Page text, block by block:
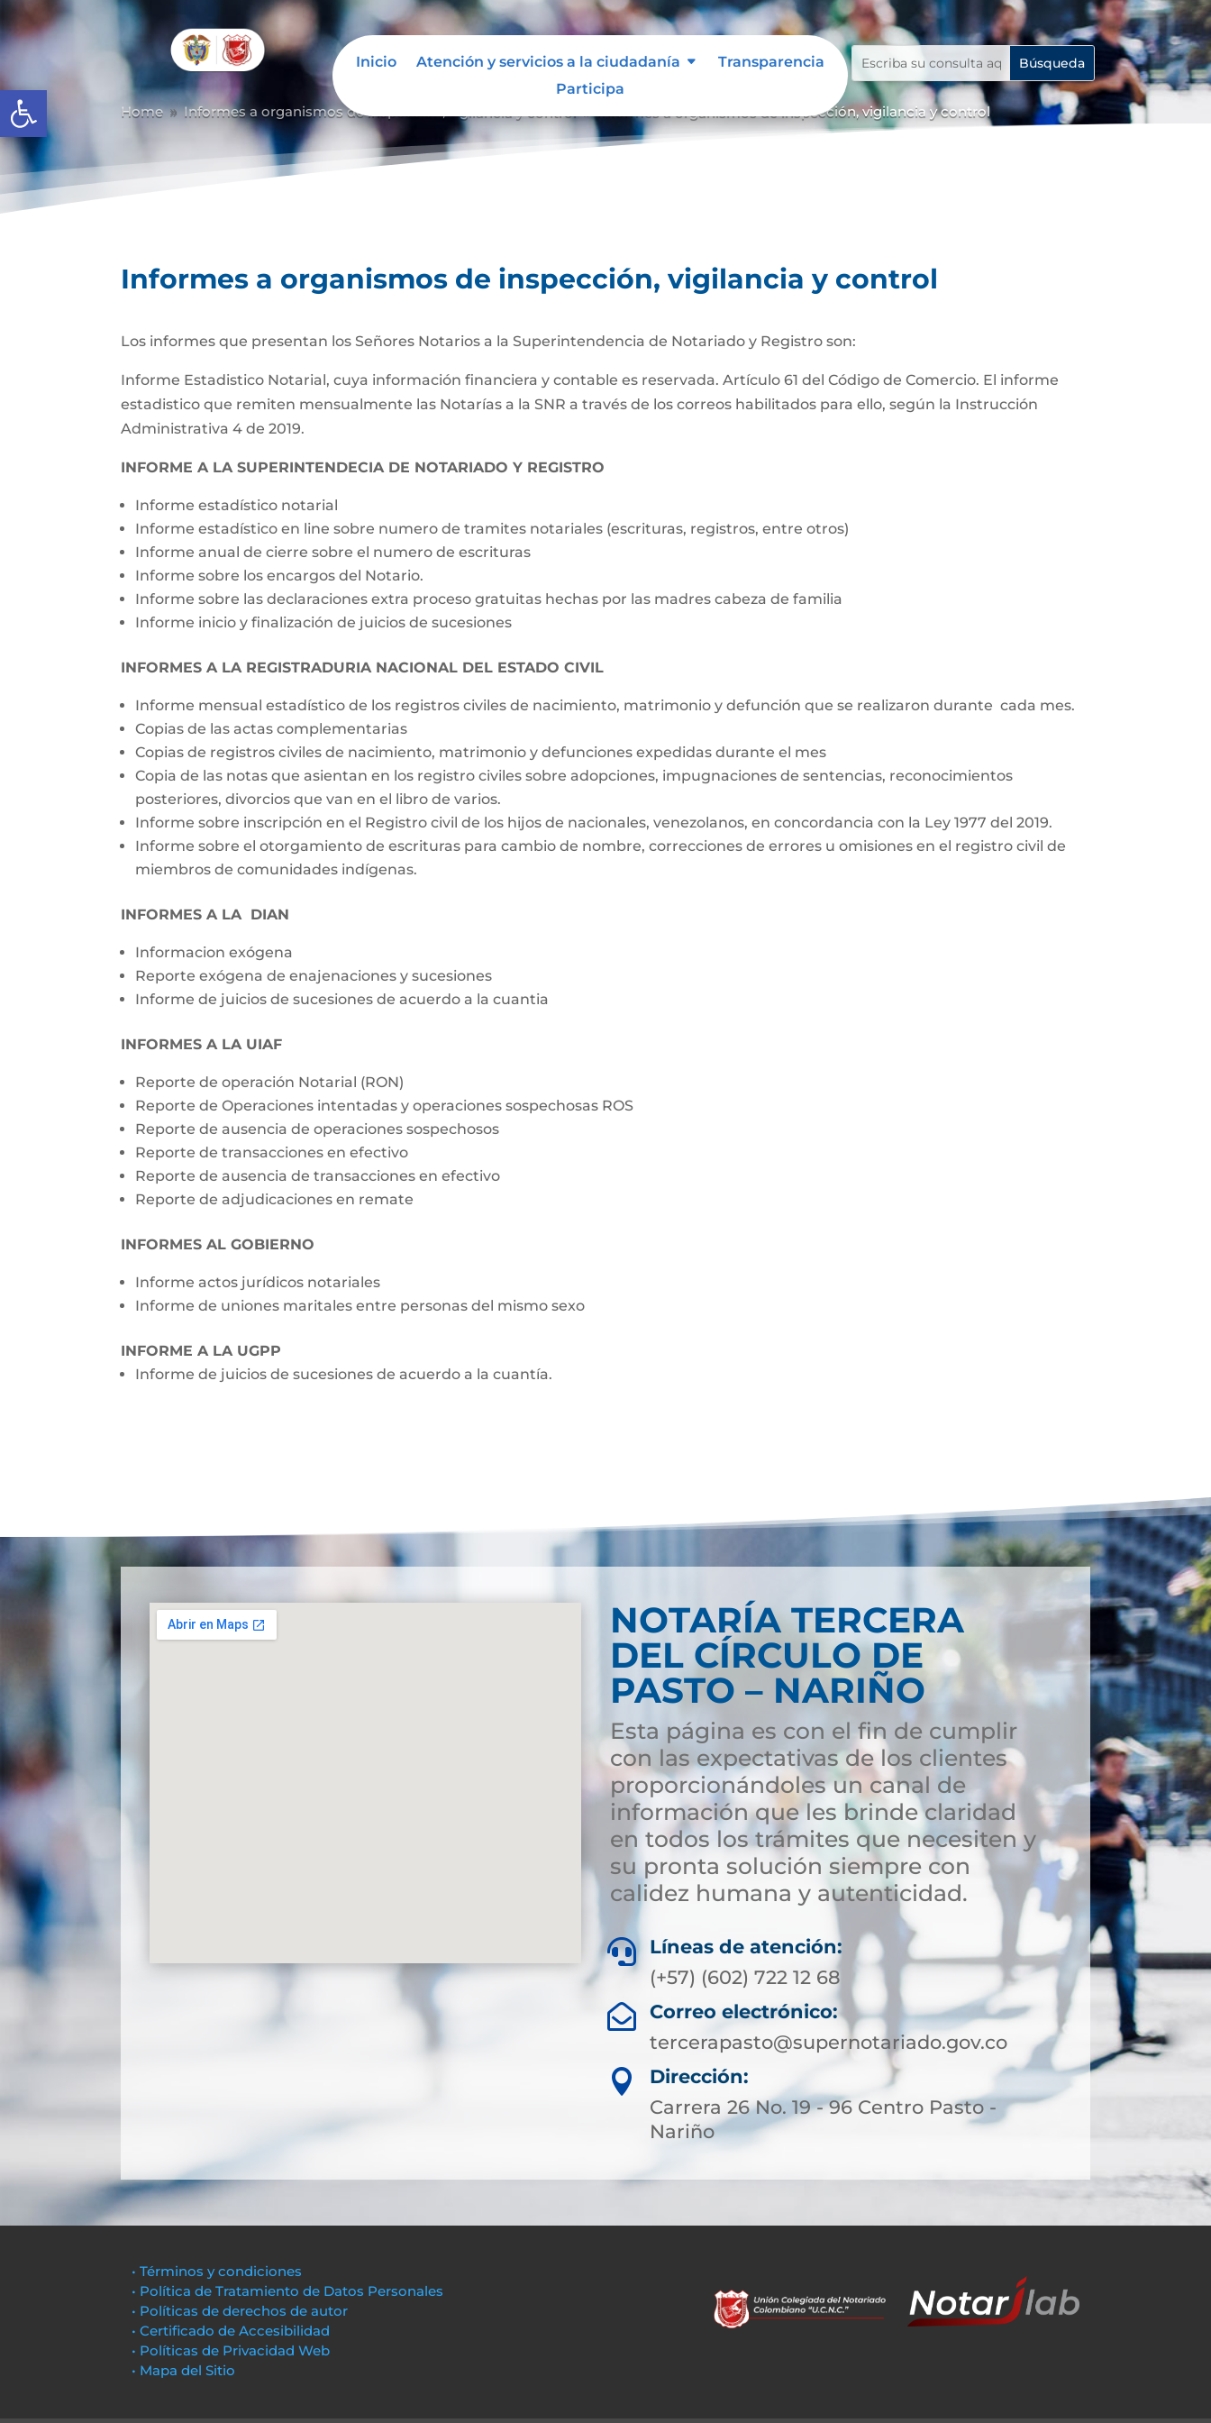
Abrir barra de herramientas
Inicio Atención y servicios a la ciudadanía
Transparencia
Participa
Home 9 Informes a organismos de inspección, vigilancia y control Informes a organismos de inspección, vigilancia y control
Informes a organismos de inspección, vigilancia y control
Los informes que presentan los Señores Notarios a la Superintendencia de Notariado y Registro son:
Informe Estadistico Notarial, cuya información financiera y contable es reservada. Artículo 61 del Código de Comercio. El informe
estadistico que remiten mensualmente las Notarías a la SNR a través de los correos habilitados para ello, según la Instrucción
Administrativa 4 de 2019.
INFORME A LA SUPERINTENDECIA DE NOTARIADO Y REGISTRO
Informe estadístico notarial
Informe estadístico en line sobre numero de tramites notariales (escrituras, registros, entre otros)
Informe anual de cierre sobre el numero de escrituras
Informe sobre los encargos del Notario.
Informe sobre las declaraciones extra proceso gratuitas hechas por las madres cabeza de familia
Informe inicio y finalización de juicios de sucesiones
INFORMES A LA REGISTRADURIA NACIONAL DEL ESTADO CIVIL
Informe mensual estadístico de los registros civiles de nacimiento, matrimonio y defunción que se realizaron durante cada mes.
Copias de las actas complementarias
Copias de registros civiles de nacimiento, matrimonio y defunciones expedidas durante el mes
Copia de las notas que asientan en los registro civiles sobre adopciones, impugnaciones de sentencias, reconocimientos
posteriores, divorcios que van en el libro de varios.
Informe sobre inscripción en el Registro civil de los hijos de nacionales, venezolanos, en concordancia con la Ley 1977 del 2019.
Informe sobre el otorgamiento de escrituras para cambio de nombre, correcciones de errores u omisiones en el registro civil de
miembros de comunidades indígenas.
INFORMES A LA DIAN
Informacion exógena
Reporte exógena de enajenaciones y sucesiones
Informe de juicios de sucesiones de acuerdo a la cuantia
INFORMES A LA UIAF
Reporte de operación Notarial (RON)
Reporte de Operaciones intentadas y operaciones sospechosas ROS
Reporte de ausencia de operaciones sospechosos
Reporte de transacciones en efectivo
Reporte de ausencia de transacciones en efectivo
Reporte de adjudicaciones en remate
INFORMES AL GOBIERNO
Informe actos jurídicos notariales
Informe de uniones maritales entre personas del mismo sexo
INFORME A LA UGPP
Informe de juicios de sucesiones de acuerdo a la cuantía.
NOTARÍA TERCERA
DEL CÍRCULO DE
PASTO – NARIÑO
Esta página es con el fin de cumplir
con las expectativas de los clientes
proporcionándoles un canal de
información que les brinde claridad
en todos los trámites que necesiten y
su pronta solución siempre con
calidez humana y autenticidad.

Líneas de atención:
(+57) (602) 722 12 68

Correo electrónico:
tercerapasto@supernotariado.gov.co

Dirección:
Carrera 26 No. 19 - 96 Centro Pasto -
Nariño
• Términos y condiciones
• Política de Tratamiento de Datos Personales
• Políticas de derechos de autor
• Certificado de Accesibilidad
• Políticas de Privacidad Web
• Mapa del Sitio